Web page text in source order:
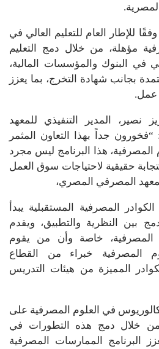
للإطار العام للتعليم العالي في
مؤهلة، من خلال دمج التعليم
في البنوك والمؤسسات المالية،
بجانب شهادة التخرج، بما يعزز
عمل.
نصير، المدير التنفيذي للمعهد
جداً بهذا التعاون المثمر
المصرفية، هذا البرنامج ليس مجرد
حقيقية لاحتياجات سوق العمل
المصرفي المصري،
المصرفية المستقبلية يبدأ
بين النظرية والتطبيق، ويقدم
المصرفية، خاصة وأن من يقوم
المصرفية خبراء من القطاع
المميزة من هيئات التدريس
في العلوم المصرفية على
من خلال دمج هذه التطورات في
البرنامج الممارسات المصرفية